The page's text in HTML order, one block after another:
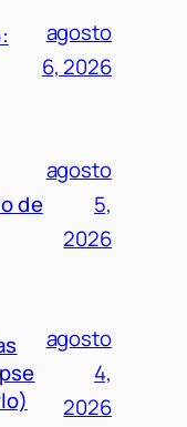
agosto
6, 2026
de
agosto
5,
2026
agosto
4,
2026